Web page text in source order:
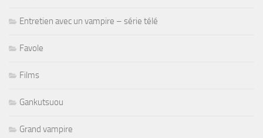
Entretien avec un vampire – série télé
Favole
Films
Gankutsuou
Grand vampire